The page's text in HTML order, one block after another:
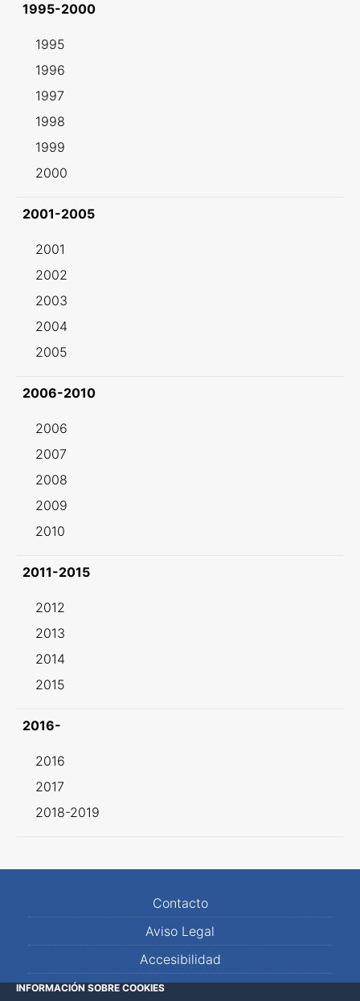
1995-2000
1995
1996
1997
1998
1999
2000
2001-2005
2001
2002
2003
2004
2005
2006-2010
2006
2007
2008
2009
2010
2011-2015
2012
2013
2014
2015
2016-
2016
2017
2018-2019
Contacto
Aviso Legal
Accesibilidad
Mapa Web
INFORMACIÓN SOBRE COOKIES